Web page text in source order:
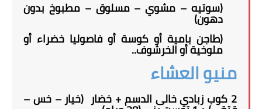
(سوتيه – مشوي – مسلوق – مطبوخ بدون
دهون)
(طاجن بامية أو كوسة أو فاصوليا خضراء أو
ملوخية أو الخرشوف..
منيو العشاء
2 كوب زبادي خالى الدسم + خضار (خيار – خس –